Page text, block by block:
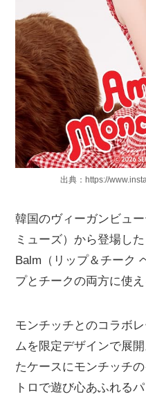
出典：https://
韓国のヴィーガンビュ
ミューズ）から登場し
Balm（リップ＆チーク
プとチークの両方に使
モンチッチとのコラボ
ムを限定デザインで展
たケースにモンチッチ
トロで遊び心あふれる